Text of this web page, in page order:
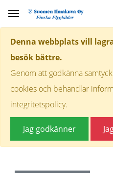
Denna webbplats vill
besök bättre.
Genom att godkänna
cookies och behandlar
integritetspolicy.
Jag godkänner